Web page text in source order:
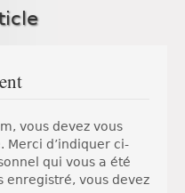
vous devez vous
d’indiquer ci-
qui vous a été
enregistré, vous devez